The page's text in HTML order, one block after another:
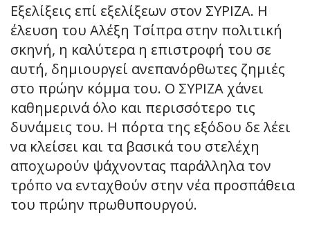
Εξελίξεις επί εξελίξεων στον ΣΥΡΙΖΑ. Η
έλευση του Αλέξη Τσίπρα στην πολιτική
σκηνή, η καλύτερα η επιστροφή του σε
αυτή, δημιουργεί ανεπανόρθωτες ζημιές
στο πρώην κόμμα του. Ο ΣΥΡΙΖΑ χάνει
καθημερινά όλο και περισσότερο τις
δυνάμεις του. Η πόρτα της εξόδου δε λέει
να κλείσει και τα βασικά του στελέχη
αποχωρούν ψάχνοντας παράλληλα τον
τρόπο να ενταχθούν στην νέα προσπάθεια
του πρώην πρωθυπουργού.